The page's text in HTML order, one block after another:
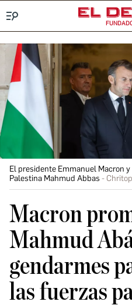
El presidente Emmanuel Macron
Palestina Mahmud Abbas
Macron
Mahmud
gendarmes
las fuerzas